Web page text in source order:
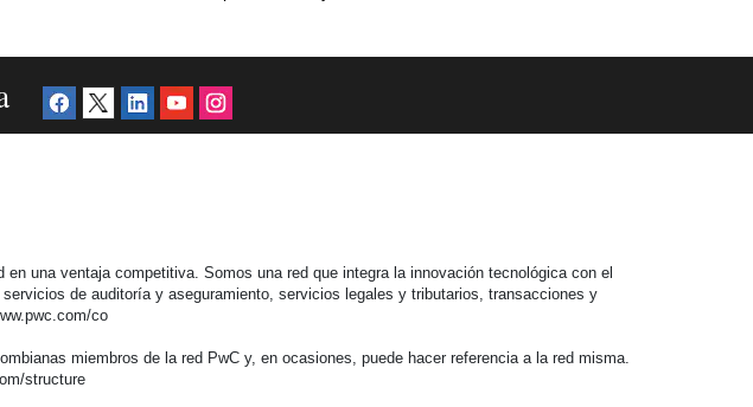
una ventaja competitiva. Somos una red que integra la innovación tecnológica con el
de auditoría y aseguramiento, servicios legales y tributarios, transacciones y
co
miembros de la red PwC y, en ocasiones, puede hacer referencia a la red misma.
structure